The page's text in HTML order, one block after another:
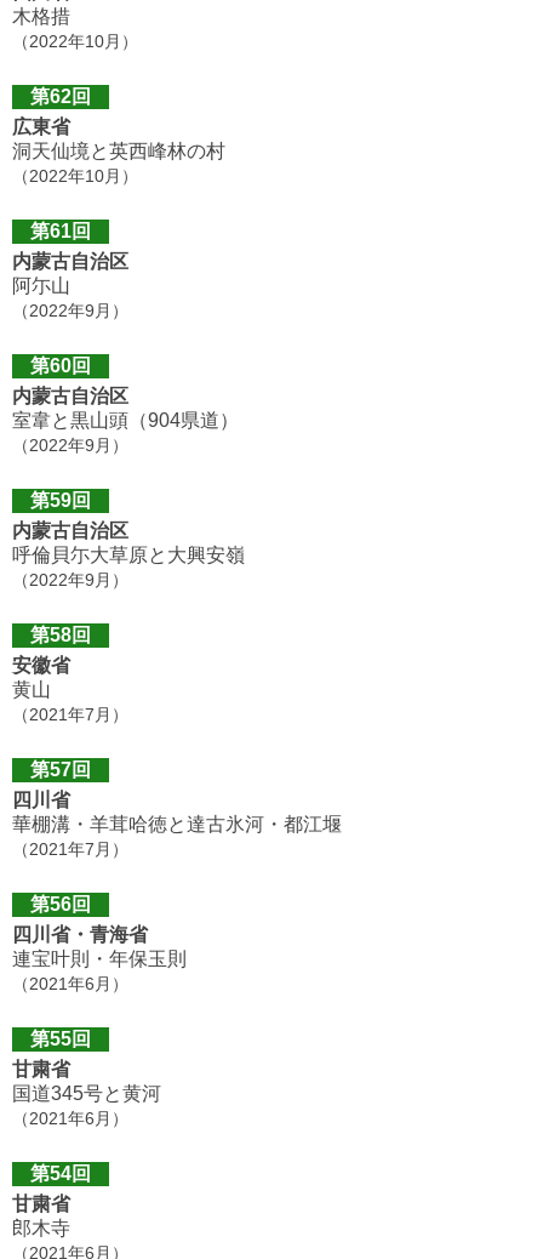
木格措
（2022年10月）
第62回
広東省
洞天仙境と英西峰林の村
（2022年10月）
第61回
内蒙古自治区
阿尓山
（2022年9月）
第60回
内蒙古自治区
室韋と黒山頭（904県道）
（2022年9月）
第59回
内蒙古自治区
呼倫貝尓大草原と大興安嶺
（2022年9月）
第58回
安徽省
黄山
（2021年7月）
第57回
四川省
華棚溝・羊茸哈徳と達古氷河・都江堰
（2021年7月）
第56回
四川省・青海省
連宝叶則・年保玉則
（2021年6月）
第55回
甘粛省
国道345号と黄河
（2021年6月）
第54回
甘粛省
郎木寺
（2021年6月）